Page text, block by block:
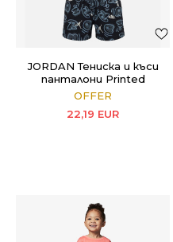
JORDAN Тениска и къси
панталони Printed
Movement Lines
OFFER
22,19 EUR